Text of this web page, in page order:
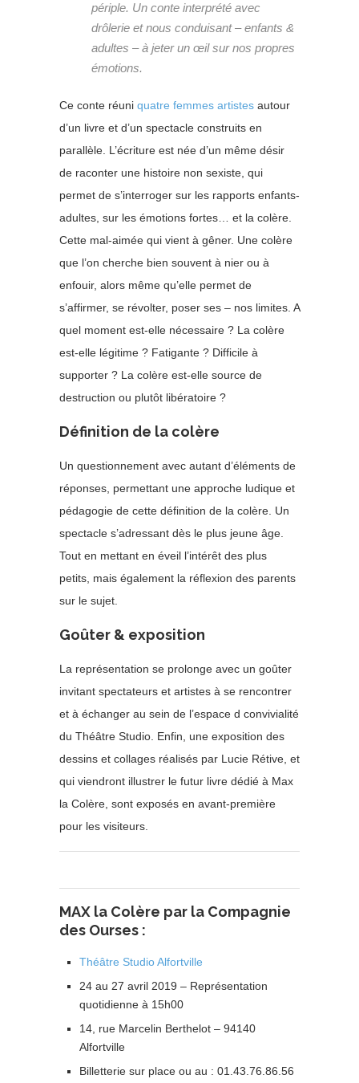
périple. Un conte interprété avec
drôlerie et nous conduisant – enfants &
adultes – à jeter un œil sur nos propres
émotions.
Ce conte réuni quatre femmes artistes autour
d’un livre et d’un spectacle construits en
parallèle. L’écriture est née d’un même désir
de raconter une histoire non sexiste, qui
permet de s’interroger sur les rapports enfants-
adultes, sur les émotions fortes… et la colère.
Cette mal-aimée qui vient à gêner. Une colère
que l’on cherche bien souvent à nier ou à
enfouir, alors même qu’elle permet de
s’affirmer, se révolter, poser ses – nos limites. A
quel moment est-elle nécessaire ? La colère
est-elle légitime ? Fatigante ? Difficile à
supporter ? La colère est-elle source de
destruction ou plutôt libératoire ?
Définition de la colère
Un questionnement avec autant d’éléments de
réponses, permettant une approche ludique et
pédagogie de cette définition de la colère. Un
spectacle s’adressant dès le plus jeune âge.
Tout en mettant en éveil l’intérêt des plus
petits, mais également la réflexion des parents
sur le sujet.
Goûter & exposition
La représentation se prolonge avec un goûter
invitant spectateurs et artistes à se rencontrer
et à échanger au sein de l’espace d convivialité
du Théâtre Studio. Enfin, une exposition des
dessins et collages réalisés par Lucie Rétive, et
qui viendront illustrer le futur livre dédié à Max
la Colère, sont exposés en avant-première
pour les visiteurs.
MAX la Colère par la Compagnie
des Ourses :
Théâtre Studio Alfortville
24 au 27 avril 2019 – Représentation
quotidienne à 15h00
14, rue Marcelin Berthelot – 94140
Alfortville
Billetterie sur place ou au : 01.43.76.86.56